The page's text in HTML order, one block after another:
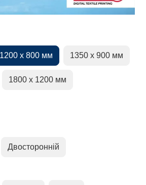
1200 х 800 мм 1350 х 900 мм
1800 х 1200 мм
Двосторонній